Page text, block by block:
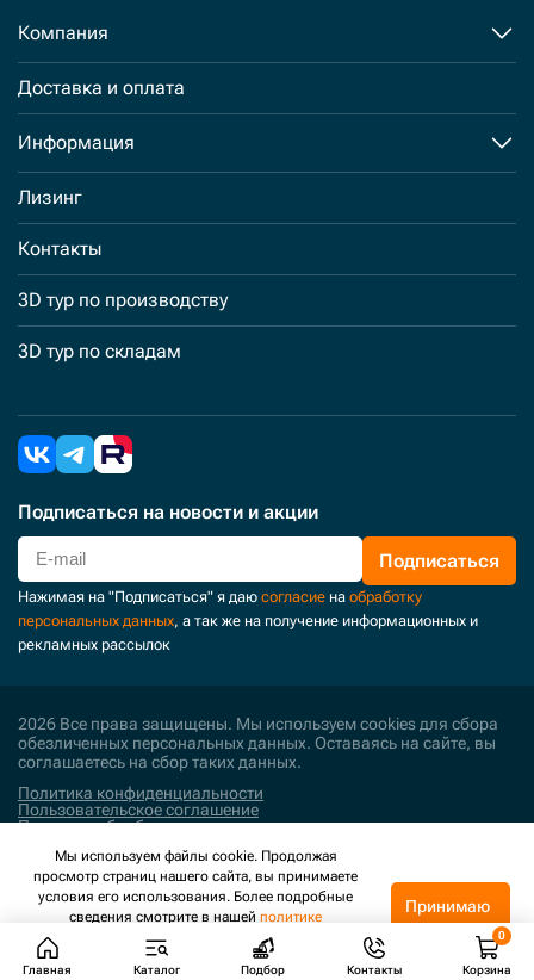
Компания
Доставка и оплата
Информация
Лизинг
Контакты
3D тур по производству
3D тур по складам
Подписаться на новости и акции
Подписаться
Нажимая на "Подписаться" я даю согласие на обработку
персональных данных, а так же на получение информационных и
рекламных рассылок
2026 Все права защищены. Мы используем cookies для сбора
обезличенных персональных данных. Оставаясь на сайте, вы
соглашаетесь на сбор таких данных.
Политика конфиденциальности
Пользовательское соглашение
Политика обработки персональных данных
Поддержка и развитие
Главная Каталог Подбор Контакты Корзина
Мы используем файлы cookie. Продолжая
просмотр страниц нашего сайта, вы принимаете
условия его использования. Более подробные
сведения смотрите в нашей политике
конфиденциальности.
Принимаю